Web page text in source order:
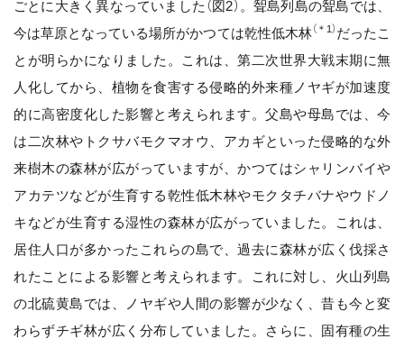
ごとに大きく異なっていました（図2）。聟島列島の聟島では、
今は草原となっている場所がかつては乾性低木林（＊1） だったこ
とが明らかになりました。これは、第二次世界大戦末期に無
人化してから、植物を食害する侵略的外来種ノヤギが加速度
的に高密度化した影響と考えられます。父島や母島では、今
は二次林やトクサバモクマオウ、アカギといった侵略的な外
来樹木の森林が広がっていますが、かつてはシャリンバイや
アカテツなどが生育する乾性低木林やモクタチバナやウドノ
キなどが生育する湿性の森林が広がっていました。これは、
居住人口が多かったこれらの島で、過去に森林が広く伐採さ
れたことによる影響と考えられます。これに対し、火山列島
の北硫黄島では、ノヤギや人間の影響が少なく、昔も今と変
わらずチギ林が広く分布していました。さらに、固有種の生